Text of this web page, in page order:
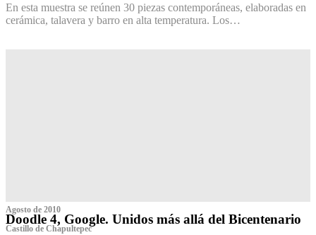
En esta muestra se reúnen 30 piezas contemporáneas, elaboradas en
cerámica, talavera y barro en alta temperatura. Los…
Agosto de 2010
Doodle 4, Google. Unidos más allá del Bicentenario
Castillo de Chapultepec